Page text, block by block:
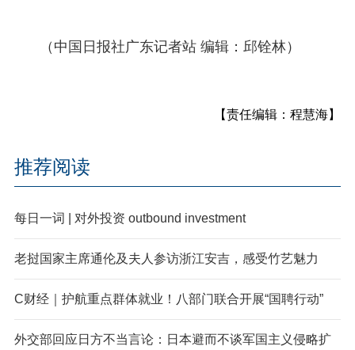
（中国日报社广东记者站 编辑：邱铨林）
【责任编辑：程慧海】
推荐阅读
每日一词 | 对外投资 outbound investment
老挝国家主席通伦及夫人参访浙江安吉，感受竹艺魅力
C财经｜护航重点群体就业！八部门联合开展“国聘行动”
外交部回应日方不当言论：日本避而不谈军国主义侵略扩